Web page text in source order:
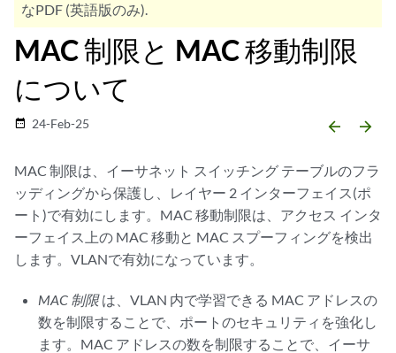
なPDF (英語版のみ).
MAC 制限と MAC 移動制限
について
date_range 24-Feb-25 arrow_backward arrow_forward
MAC 制限は、イーサネット スイッチング テーブルのフラ
ッディングから保護し、レイヤー 2 インターフェイス(ポ
ート)で有効にします。MAC 移動制限は、アクセス インタ
ーフェイス上の MAC 移動と MAC スプーフィングを検出
します。VLANで有効になっています。
MAC 制限は、VLAN 内で学習できる MAC アドレスの
数を制限することで、ポートのセキュリティを強化し
ます。MAC アドレスの数を制限することで、イーサ